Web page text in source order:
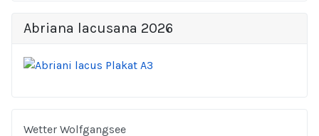
Abriana lacusana 2026
Wetter Wolfgangsee